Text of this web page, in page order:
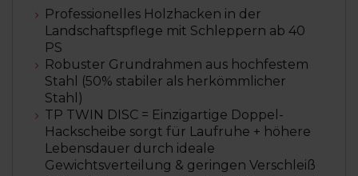
Professionelles Holzhacken in der
Landschaftspflege mit Schleppern ab 40
PS
Robuster Grundrahmen aus hochfestem
Stahl (50% stabiler als herkömmlicher
Stahl)
TP TWIN DISC = Einzigartige Doppel-
Hackscheibe sorgt für Laufruhe + höhere
Lebensdauer durch ideale
Gewichtsverteilung & geringen Verschleiß